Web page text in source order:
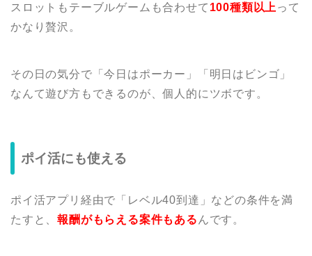
スロットもテーブルゲームも合わせて 100種類以上 って
かなり贅沢。
その日の気分で「今日はポーカー」「明日はビンゴ」
なんて遊び方もできるのが、個人的にツボです。
ポイ活にも使える
ポイ活アプリ経由で「レベル40到達」などの条件を満
たすと、報酬がもらえる案件もある んです。